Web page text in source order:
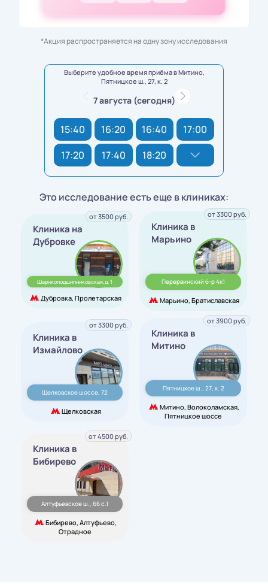
*Акция распространяется на одну зону исследования
Выберите удобное время приёма в Митино,
Пятницкое ш., 27, к. 2
7 августа (сегодня)
15:40 16:20 16:40
17:00
17:20
17:40 18:20
Это исследование есть еще в клиниках:
Клиника на
Дубровке
Шарикоподшипниковская,д. 1
Дубровка, Пролетарская
от 3500 руб.
Клиника в
Марьино
Перервинский б-р 4к1
Марьино, Братиславская
от 3300 руб.
Клиника в
Измайлово
Щелковское шоссе, 72
Щелковская
от 3300 руб.
Клиника в
Митино
Пятницкое ш., 27, к. 2
Митино, Волоколамская,
Пятницкое шоссе
от 3900 руб.
Клиника в
Бибирево
Алтуфьевское ш., 66 с.1
Бибирево, Алтуфьево,
Отрадное
от 4500 руб.